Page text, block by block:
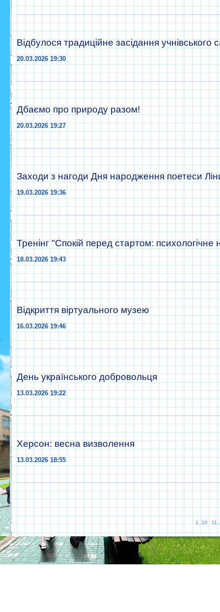
Відбулося традиційне засідання
20.03.2026 19:30
Дбаємо про природу разом!
20.03.2026 19:27
Заходи з нагоди Дня народження поетеси
19.03.2026 19:36
Тренінг "Спокій перед стартом:
18.03.2026 19:43
Відкриття віртуального музею
16.03.2026 19:46
День українського добровольця
13.03.2026 19:22
Херсон: весна визволення
13.03.2026 18:55
1..10
.